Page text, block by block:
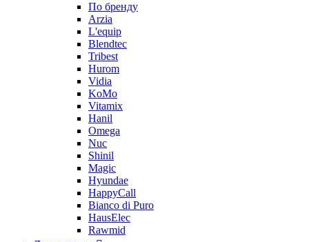
По бренду
Arzia
L'equip
Blendtec
Tribest
Hurom
Vidia
KoMo
Vitamix
Hanil
Omega
Nuc
Shinil
Magic
Hyundae
HappyCall
Bianco di Puro
HausElec
Rawmid